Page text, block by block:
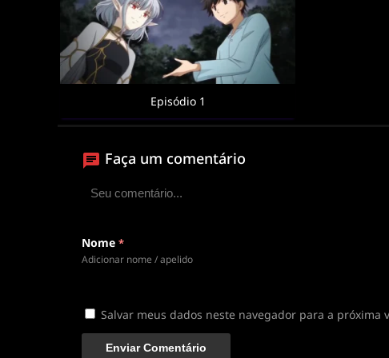
Episódio 1
Faça um comentário
Nome *
Adicionar nome / apelido
Salvar meus dados neste navegador para a próxima